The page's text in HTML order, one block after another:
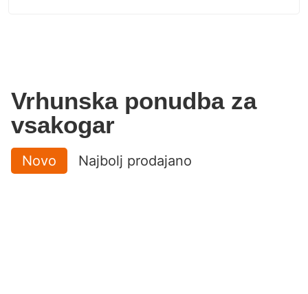
Vrhunska ponudba za
vsakogar
Novo Najbolj prodajano